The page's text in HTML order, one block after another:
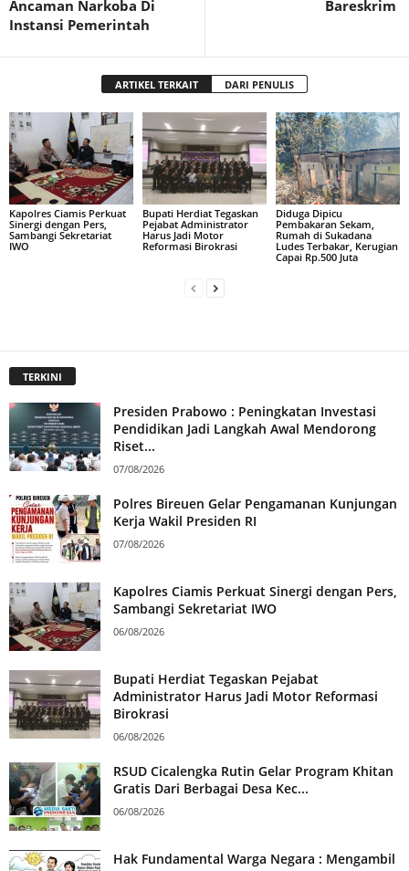
Ancaman Narkoba Di
Instansi Pemerintah
Bareskrim
ARTIKEL TERKAIT DARI PENULIS
Kapolres Ciamis Perkuat
Sinergi dengan Pers,
Sambangi Sekretariat
IWO
Bupati Herdiat Tegaskan
Pejabat Administrator
Harus Jadi Motor
Reformasi Birokrasi
Diduga Dipicu
Pembakaran Sekam,
Rumah di Sukadana
Ludes Terbakar, Kerugian
Capai Rp.500 Juta
TERKINI
Presiden Prabowo : Peningkatan Investasi
Pendidikan Jadi Langkah Awal Mendorong
Riset...
07/08/2026
Polres Bireuen Gelar Pengamanan Kunjungan
Kerja Wakil Presiden RI
07/08/2026
Kapolres Ciamis Perkuat Sinergi dengan Pers,
Sambangi Sekretariat IWO
06/08/2026
Bupati Herdiat Tegaskan Pejabat
Administrator Harus Jadi Motor Reformasi
Birokrasi
06/08/2026
RSUD Cicalengka Rutin Gelar Program Khitan
Gratis Dari Berbagai Desa Kec...
06/08/2026
Hak Fundamental Warga Negara : Mengambil